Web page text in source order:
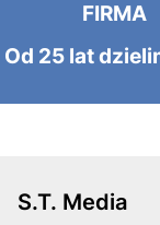
FIRMA
Od 25 lat
S.T. Media